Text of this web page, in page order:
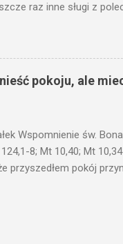
raz inne sługi z
a inni
i kazał wytracić owych
nie byli jej
wyszli na drogi i
się pr...
pokoju, ale
Wspomnienie św.
124,1-8; Mt 10,40; Mt
przyszedłem pokój
jego domownicy. Kto